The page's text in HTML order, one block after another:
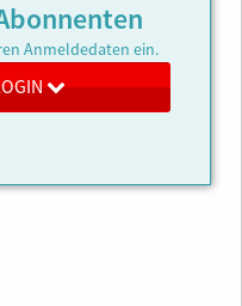
Anmeldedaten ein.